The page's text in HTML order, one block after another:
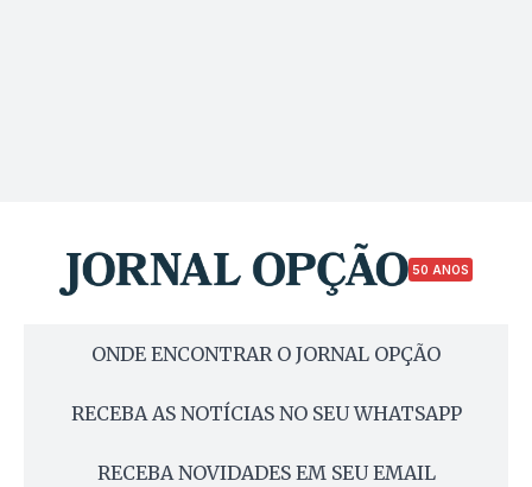
50 ANOS
ONDE ENCONTRAR O JORNAL OPÇÃO
RECEBA AS NOTÍCIAS NO SEU WHATSAPP
RECEBA NOVIDADES EM SEU EMAIL